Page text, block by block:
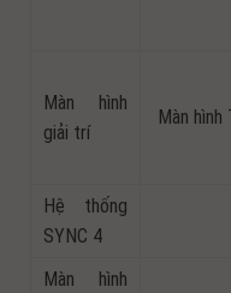
Màn hình
giải trí
Màn
Hệ thống
SYNC 4
Màn hình